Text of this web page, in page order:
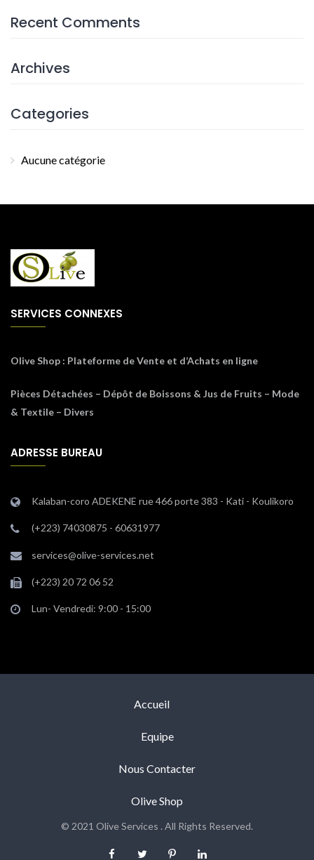
Recent Comments
Archives
Categories
Aucune catégorie
SERVICES CONNEXES
Olive Shop : Plateforme de Vente et d’Achats en ligne
Pièces Détachées – Dépôt de Boissons & Jus de Fruits – Mode
& Textile – Divers
ADRESSE BUREAU
Kalaban-coro ADEKENE rue 466 porte 383 - Kati - Koulikoro
(+223) 74030875 - 60631977
services@olive-services.net
(+223) 20 72 06 52
Lun- Vendredi: 9:00 - 15:00
Accueil
Equipe
Nous Contacter
Olive Shop
© 2021 Olive Services . All Rights Reserved.